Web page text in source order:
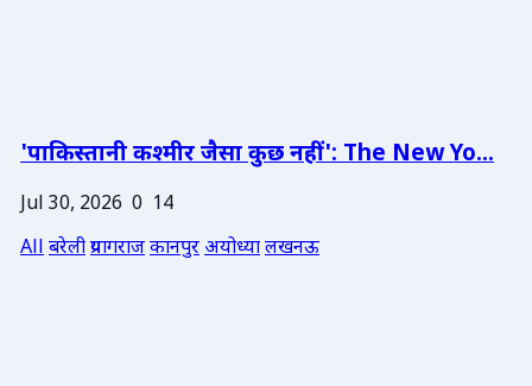
'पाकिस्तानी कश्मीर जैसा कुछ नहीं': The New Yo...
Jul 30, 2026 0 14
Allबरेलीप्रयागराजकानपुरअयोध्यालखनऊ